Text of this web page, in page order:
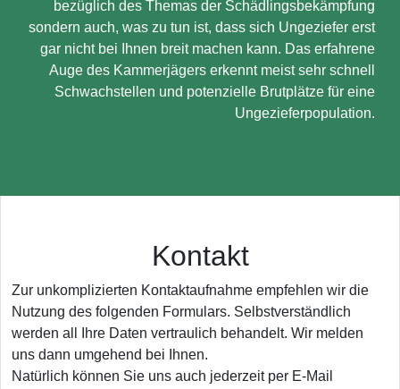
bezüglich des Themas der Schädlingsbekämpfung
sondern auch, was zu tun ist, dass sich Ungeziefer erst
gar nicht bei Ihnen breit machen kann. Das erfahrene
Auge des Kammerjägers erkennt meist sehr schnell
Schwachstellen und potenzielle Brutplätze für eine
Ungezieferpopulation.
Kontakt
Zur unkomplizierten Kontaktaufnahme empfehlen wir die
Nutzung des folgenden Formulars. Selbstverständlich
werden all Ihre Daten vertraulich behandelt. Wir melden
uns dann umgehend bei Ihnen.
Natürlich können Sie uns auch jederzeit per E-Mail